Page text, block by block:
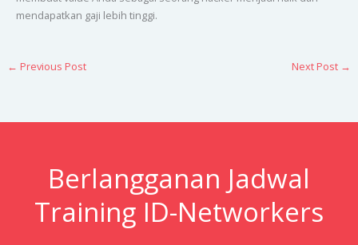
mendapatkan gaji lebih tinggi.
← Previous Post Next Post →
Berlangganan Jadwal
Training ID-Networkers